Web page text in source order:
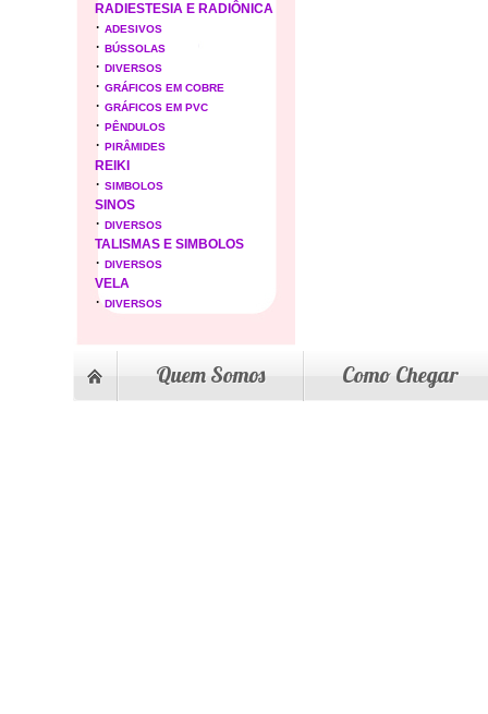
RADIESTESIA E RADIÔNICA
· ADESIVOS
· BÚSSOLAS
· DIVERSOS
· GRÁFICOS EM COBRE
· GRÁFICOS EM PVC
· PÊNDULOS
· PIRÂMIDES
REIKI
· SIMBOLOS
SINOS
· DIVERSOS
TALISMAS E SIMBOLOS
· DIVERSOS
VELA
· DIVERSOS
Quem Somos Como Chegar